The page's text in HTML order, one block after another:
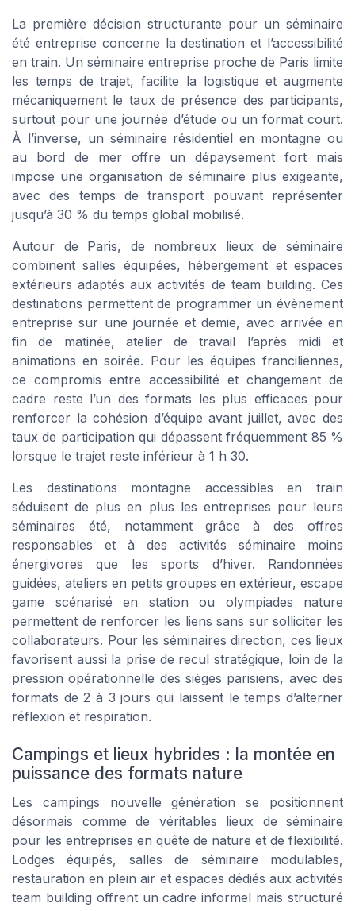
La première décision structurante pour un séminaire
été entreprise concerne la destination et l’accessibilité
en train. Un séminaire entreprise proche de Paris limite
les temps de trajet, facilite la logistique et augmente
mécaniquement le taux de présence des participants,
surtout pour une journée d’étude ou un format court.
À l’inverse, un séminaire résidentiel en montagne ou
au bord de mer offre un dépaysement fort mais
impose une organisation de séminaire plus exigeante,
avec des temps de transport pouvant représenter
jusqu’à 30 % du temps global mobilisé.
Autour de Paris, de nombreux lieux de séminaire
combinent salles équipées, hébergement et espaces
extérieurs adaptés aux activités de team building. Ces
destinations permettent de programmer un évènement
entreprise sur une journée et demie, avec arrivée en
fin de matinée, atelier de travail l’après midi et
animations en soirée. Pour les équipes franciliennes,
ce compromis entre accessibilité et changement de
cadre reste l’un des formats les plus efficaces pour
renforcer la cohésion d’équipe avant juillet, avec des
taux de participation qui dépassent fréquemment 85 %
lorsque le trajet reste inférieur à 1 h 30.
Les destinations montagne accessibles en train
séduisent de plus en plus les entreprises pour leurs
séminaires été, notamment grâce à des offres
responsables et à des activités séminaire moins
énergivores que les sports d’hiver. Randonnées
guidées, ateliers en petits groupes en extérieur, escape
game scénarisé en station ou olympiades nature
permettent de renforcer les liens sans sur solliciter les
collaborateurs. Pour les séminaires direction, ces lieux
favorisent aussi la prise de recul stratégique, loin de la
pression opérationnelle des sièges parisiens, avec des
formats de 2 à 3 jours qui laissent le temps d’alterner
réflexion et respiration.
Campings et lieux hybrides : la montée en
puissance des formats nature
Les campings nouvelle génération se positionnent
désormais comme de véritables lieux de séminaire
pour les entreprises en quête de nature et de flexibilité.
Lodges équipés, salles de séminaire modulables,
restauration en plein air et espaces dédiés aux activités
team building offrent un cadre informel mais structuré